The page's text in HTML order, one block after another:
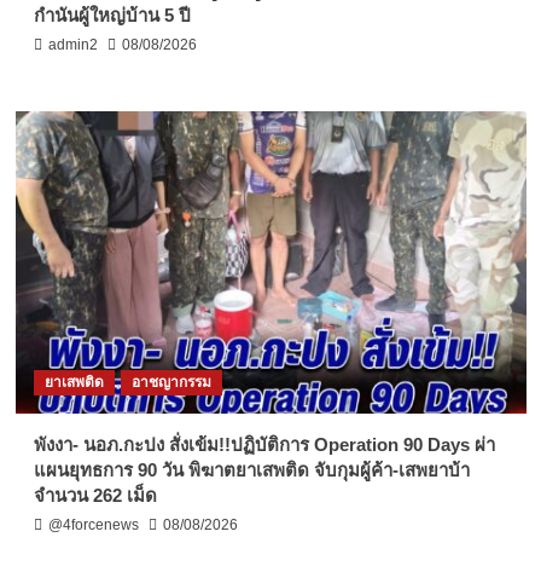
กำนันผู้ใหญ่บ้าน 5 ปี
admin2 08/08/2026
ยาเสพติด อาชญากรรม
พังงา- นอภ.กะปง สั่งเข้ม!!ปฏิบัติการ Operation 90 Days ผ่า
แผนยุทธการ 90 วัน พิฆาตยาเสพติด จับกุมผู้ค้า-เสพยาบ้า
จำนวน 262 เม็ด
@4forcenews 08/08/2026